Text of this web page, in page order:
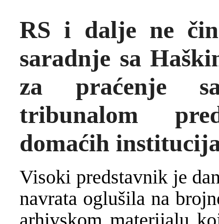
RS i dalje ne
saradnje sa
za praćenje
tribunalom
domaćih
Visoki predstavnik je
navrata oglušila na